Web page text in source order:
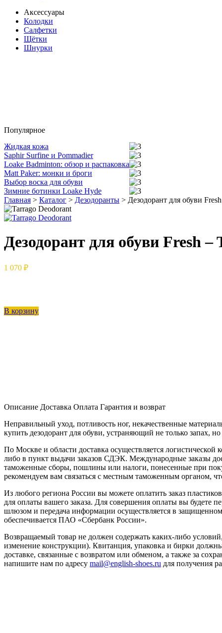
Аксессуары
Колодки
Салфетки
Щётки
Шнурки
Популярное
Жидкая кожа
Saphir Surfine и Pommadier
Loake Badminton: обзор и распаковка
Matt Paker: монки и броги
Выбор воска для обуви
Зимние ботинки Loake Hyde
Главная > Каталог > Дезодоранты > Дезодорант для обуви
Дезодорант для обуви Fresh
1 070 ₽
В корзину
Описание Доставка Оплата Гарантия и возврат
Неправильный уход, потливость ног, некачественные
купить дезодорант для обуви, устраняющий не только
По Москве и области доставка осуществляется
либо в пункт выдачи заказов СДЭК. Международные заказы
таможенные сборы, пошлины или налоги, понесенные при
рекомендуем вам связаться с местным таможенным органом,
Из любого региона России вы можете оплатить заказ
для оплаты вашего заказа. Для совершения оплаты вы
шлюзом и передача информации осуществляется в
обеспечивается ПАО «Сбербанк России».
Возвращаемый товар не должен содержать каких-либо
изменение конструкции). Квитанция, упаковка и бирки
доставке, связанные с возвратом или обменом, а также за
напишите нам по адресу mail@english-shoes.ru для получения